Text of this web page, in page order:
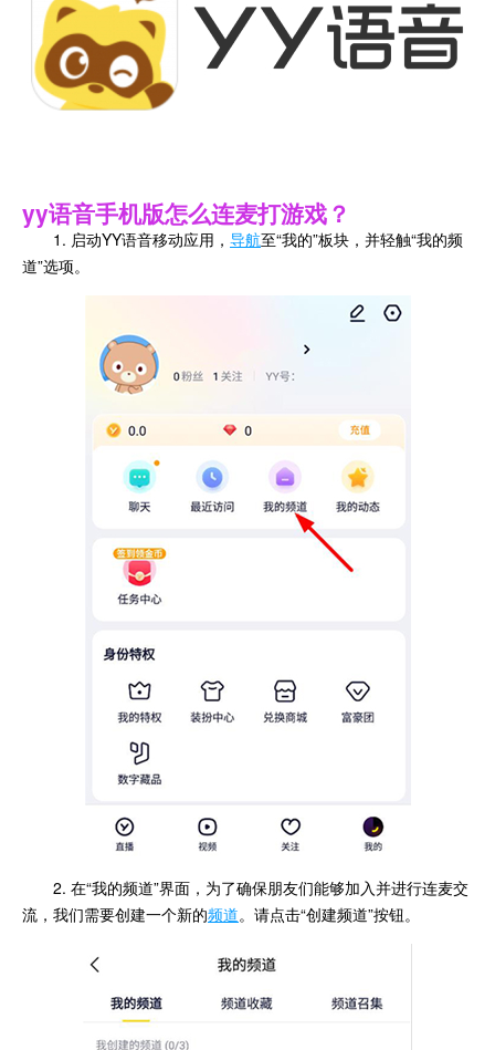
yy语音手机版怎么连麦打游戏？
1. 启动YY语音移动应用， 导航至“我的”板块，并轻触“我的频
道”选项。
2. 在“我的频道”界面，为了确保朋友们能够加入并进行连麦交
流，我们需要创建一个新的频道。请点击“创建频道”按钮。